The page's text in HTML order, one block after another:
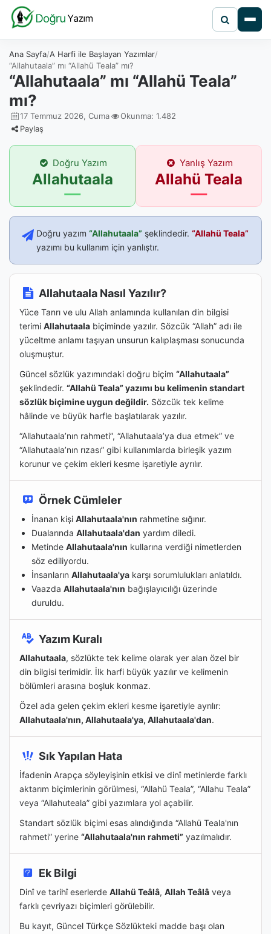
Ana Sayfa A Harfi ile Başlayan Yazımlar
“Allahutaala” mı “Allahü Teala” mı?
“Allahutaala” mı “Allahü Teala”
mı?
17 Temmuz 2026, Cuma
Okunma: 1.482
Paylaş
Doğru Yazım
Allahutaala
Yanlış Yazım
Allahü Teala
Doğru yazım “Allahutaala” şeklindedir. “Allahü Teala”
yazımı bu kullanım için yanlıştır.
Allahutaala Nasıl Yazılır?
Yüce Tanrı ve ulu Allah anlamında kullanılan din bilgisi
terimi Allahutaala biçiminde yazılır. Sözcük “Allah” adı ile
yüceltme anlamı taşıyan unsurun kalıplaşması sonucunda
oluşmuştur.
Güncel sözlük yazımındaki doğru biçim “Allahutaala”
şeklindedir. “Allahü Teala” yazımı bu kelimenin standart
sözlük biçimine uygun değildir. Sözcük tek kelime
hâlinde ve büyük harfle başlatılarak yazılır.
“Allahutaala’nın rahmeti”, “Allahutaala’ya dua etmek” ve
“Allahutaala’nın rızası” gibi kullanımlarda birleşik yazım
korunur ve çekim ekleri kesme işaretiyle ayrılır.
Örnek Cümleler
İnanan kişi Allahutaala'nın rahmetine sığınır.
Dualarında Allahutaala'dan yardım diledi.
Metinde Allahutaala'nın kullarına verdiği nimetlerden
söz ediliyordu.
İnsanların Allahutaala'ya karşı sorumlulukları anlatıldı.
Vaazda Allahutaala'nın bağışlayıcılığı üzerinde
duruldu.
Yazım Kuralı
Allahutaala, sözlükte tek kelime olarak yer alan özel bir
din bilgisi terimidir. İlk harfi büyük yazılır ve kelimenin
bölümleri arasına boşluk konmaz.
Özel ada gelen çekim ekleri kesme işaretiyle ayrılır:
Allahutaala'nın, Allahutaala'ya, Allahutaala'dan.
Sık Yapılan Hata
İfadenin Arapça söyleyişinin etkisi ve dinî metinlerde farklı
aktarım biçimlerinin görülmesi, “Allahü Teala”, “Allahu Teala”
veya “Allahuteala” gibi yazımlara yol açabilir.
Standart sözlük biçimi esas alındığında “Allahü Teala'nın
rahmeti” yerine “Allahutaala'nın rahmeti” yazılmalıdır.
Ek Bilgi
Dinî ve tarihî eserlerde Allahü Teâlâ, Allah Teâlâ veya
farklı çevriyazı biçimleri görülebilir.
Bu kayıt, Güncel Türkçe Sözlükteki madde başı olan